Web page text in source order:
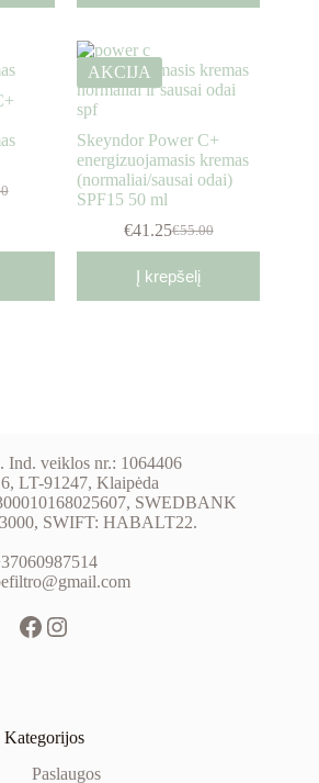
AKCIJA
Skeyndor Power C+
energizuojamasis kremas
(normaliai/sausai odai)
SPF15 50 ml
€55.00
€41.25
Į krepšelį
Ind. veiklos nr.: 1064406
LT-91247, Klaipėda
SWEDBANK
SWIFT: HABALT22.
Kategorijos
Paslaugos